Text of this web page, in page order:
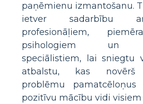
paņēmienu izmantošanu.
ietver sadarbību
profesionāļiem,
psihologiem un
speciālistiem, lai sniegtu
atbalstu, kas novērš
problēmu
pozitīvu mācību vidi visiem